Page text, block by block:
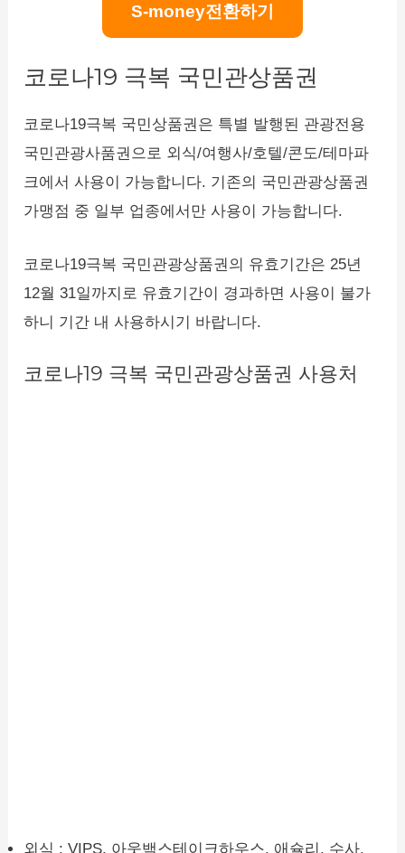
S-money전환하기
코로나19 극복 국민관상품권
코로나19극복 국민상품권은 특별 발행된 관광전용
국민관광사품권으로 외식/여행사/호텔/콘도/테마파
크에서 사용이 가능합니다. 기존의 국민관광상품권
가맹점 중 일부 업종에서만 사용이 가능합니다.
코로나19극복 국민관광상품권의 유효기간은 25년
12월 31일까지로 유효기간이 경과하면 사용이 불가
하니 기간 내 사용하시기 바랍니다.
코로나19 극복 국민관광상품권 사용처
외식 : VIPS, 아웃백스테이크하우스, 애슐리, 수사,